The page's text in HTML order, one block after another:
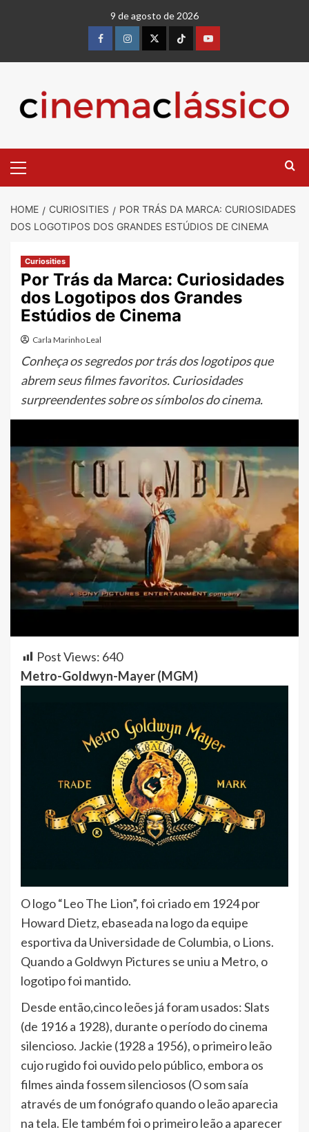
9 de agosto de 2026
HOME CURIOSITIES
POR TRÁS DA MARCA: CURIOSIDADES
DOS LOGOTIPOS DOS GRANDES ESTÚDIOS DE CINEMA
Curiosities
Por Trás da Marca: Curiosidades
dos Logotipos dos Grandes
Estúdios de Cinema
Carla Marinho Leal
Conheça os segredos por trás dos logotipos que
abrem seus filmes favoritos. Curiosidades
surpreendentes sobre os símbolos do cinema.
Post Views: 640
Metro-Goldwyn-Mayer (MGM)
O logo “Leo The Lion”, foi criado em 1924 por
Howard Dietz, ebaseada na logo da equipe
esportiva da Universidade de Columbia, o Lions.
Quando a Goldwyn Pictures se uniu a Metro, o
logotipo foi mantido.
Desde então,cinco leões já foram usados: Slats
(de 1916 a 1928), durante o período do cinema
silencioso. Jackie (1928 a 1956), o primeiro leão
cujo rugido foi ouvido pelo público, embora os
filmes ainda fossem silenciosos (O som saía
através de um fonógrafo quando o leão aparecia
na tela. Ele também foi o primeiro leão a aparecer